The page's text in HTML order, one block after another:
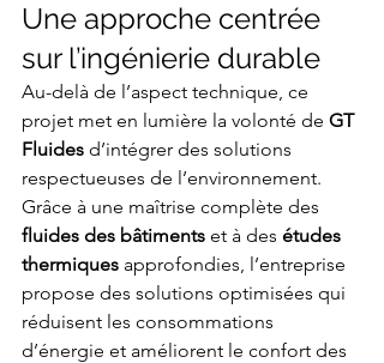
Une approche centrée
sur l’ingénierie durable
Au-delà de l’aspect technique, ce
projet met en lumière la volonté de GT
Fluides d’intégrer des solutions
respectueuses de l’environnement.
Grâce à une maîtrise complète des
fluides des bâtiments et à des études
thermiques approfondies, l’entreprise
propose des solutions optimisées qui
réduisent les consommations
d’énergie et améliorent le confort des